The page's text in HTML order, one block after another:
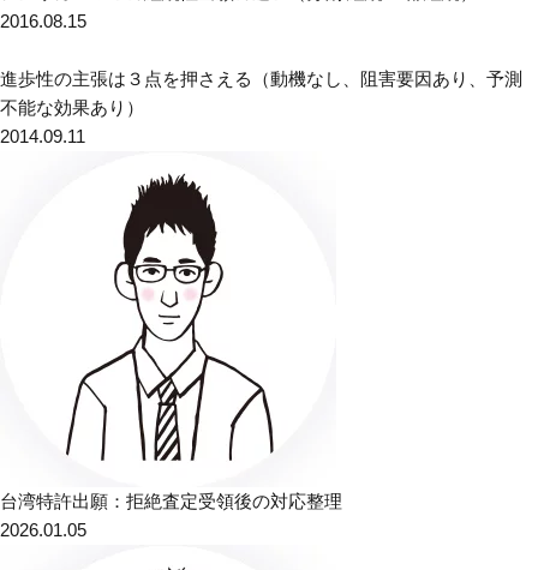
2016.08.15
進歩性の主張は３点を押さえる（動機なし、阻害要因あり、予測
不能な効果あり）
2014.09.11
台湾特許出願：拒絶査定受領後の対応整理
2026.01.05